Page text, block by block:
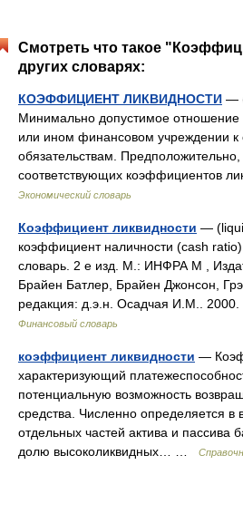
Смотреть что такое
других словарях:
КОЭФФИЦИЕНТ ЛИКВИДНОСТИ —
Минимально допустимое отношение
или ином финансовом учреждении к
обязательствам.
соответствующих коэффициентов
Экономический словарь
Коэффициент ликвидности —
коэффициент наличности (cash
словарь. 2 е изд. М.: ИНФРА М ,
Брайен Батлер, Брайен Джонсон,
редакция: д.э.н. Осадчая И.М..
Финансовый словарь
коэффициент ликвидности —
характеризующий
потенциальную возможность
средства. Численно определяется в
отдельных частей актива и пассива
долю высоколиквидных… …